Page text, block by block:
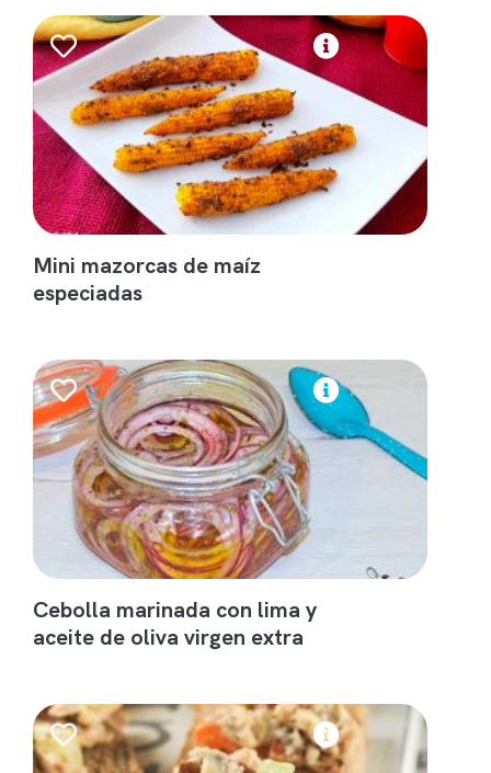
Mini mazorcas de maíz
especiadas
Cebolla marinada con lima y
aceite de oliva virgen extra